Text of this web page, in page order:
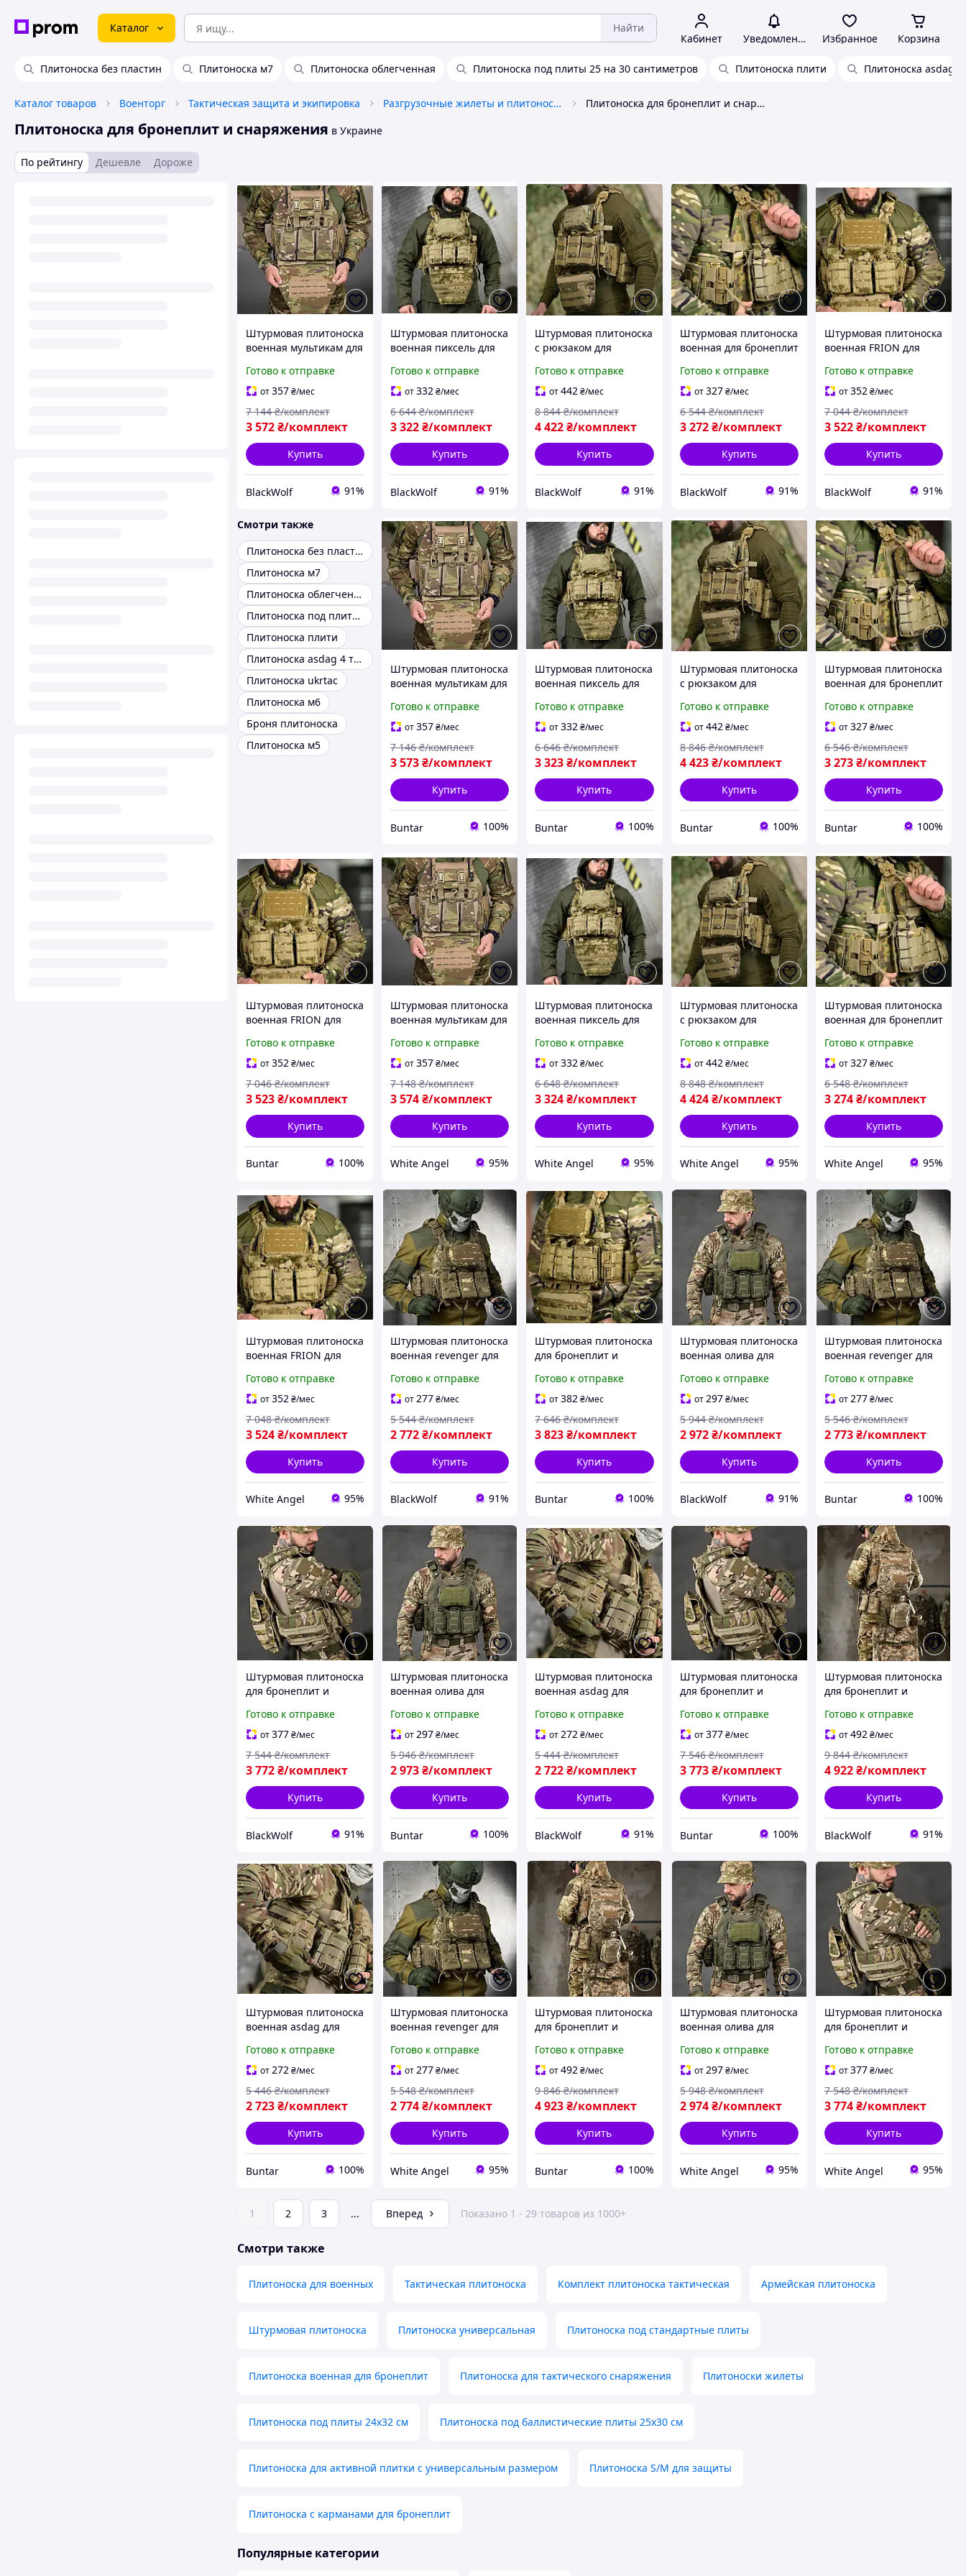
Каталог Найти
Кабинет Уведомления Избранное Корзина
Плитоноска без пластин Плитоноска м7 Плитоноска облегченная Плитоноска под плиты 25 на 30 сантиметров Плитоноска плити Плитоноска asdag
Каталог товаров Военторг Тактическая защита и экипировка Разгрузочные жилеты и плитоноски без плит Плитоноска для бронеплит и снаряжения
Плитоноска для бронеплит и снаряжения в Украине
По рейтингу Дешевле Дороже
Штурмовая плитоноска
военная мультикам для
снаряжения BLK-19
Готово к отправке
от357₴/мес
3 572₴/комплект
7 144 ₴/комплект
Купить
BlackWolf 91%
Штурмовая плитоноска
военная пиксель для
снаряжения BLK-27
Готово к отправке
от332₴/мес
3 322₴/комплект
6 644 ₴/комплект
Купить
BlackWolf 91%
Штурмовая плитоноска
с рюкзаком для
снаряжения BLK-51
Готово к отправке
от442₴/мес
4 422₴/комплект
8 844 ₴/комплект
Купить
BlackWolf 91%
Штурмовая плитоноска
военная для бронеплит
multicam BLK-67
Готово к отправке
от327 ₴/мес
3 272 ₴/комплект
6 544 ₴/комплект
Купить
BlackWolf 91%
Штурмовая плитоноска
военная FRION для
снаряжения BLK-123
Готово к отправке
от352₴/мес
3 522₴/комплект
7 044 ₴/комплект
Купить
BlackWolf 91%
Смотри также
Плитоноска без пластин
Плитоноска м7
Плитоноска облегченная
Плитоноска под плиты 25 на 30 сантиметров
Плитоноска плити
Плитоноска asdag 4 точки быстрого сброса
Плитоноска ukrtac
Плитоноска м6
Броня плитоноска
Плитоноска м5
Штурмовая плитоноска
военная мультикам для
снаряжения BUN-2159
Готово к отправке
от357₴/мес
3 573₴/комплект
7 146 ₴/комплект
Купить
Buntar 100%
Штурмовая плитоноска
военная пиксель для
снаряжения BUN-2167
Готово к отправке
от332₴/мес
3 323₴/комплект
6 646 ₴/комплект
Купить
Buntar 100%
Штурмовая плитоноска
с рюкзаком для
снаряжения BUN-2191
Готово к отправке
от442 ₴/мес
4 423 ₴/комплект
8 846 ₴/комплект
Купить
Buntar 100%
Штурмовая плитоноска
военная для бронеплит
multicam BUN-2207
Готово к отправке
от327₴/мес
3 273₴/комплект
6 546 ₴/комплект
Купить
Buntar 100%
Штурмовая плитоноска
военная FRION для
снаряжения BUN-2223
Готово к отправке
от352 ₴/мес
3 523₴/комплект
7 046 ₴/комплект
Купить
Buntar 100%
Штурмовая плитоноска
военная мультикам для
снаряжения SIM-21
Готово к отправке
от357₴/мес
3 574₴/комплект
7 148 ₴/комплект
Купить
White Angel 95%
Штурмовая плитоноска
военная пиксель для
снаряжения SIM-29
Готово к отправке
от332 ₴/мес
3 324₴/комплект
6 648 ₴/комплект
Купить
White Angel 95%
Штурмовая плитоноска
с рюкзаком для
снаряжения SIM-53
Готово к отправке
от442 ₴/мес
4 424 ₴/комплект
8 848 ₴/комплект
Купить
White Angel 95%
Штурмовая плитоноска
военная для бронеплит
multicam SIM-69
Готово к отправке
от327₴/мес
3 274₴/комплект
6 548 ₴/комплект
Купить
White Angel 95%
Штурмовая плитоноска
военная FRION для
снаряжения SIM-125
Готово к отправке
от352₴/мес
3 524₴/комплект
7 048 ₴/комплект
Купить
White Angel 95%
Штурмовая плитоноска
военная revenger для
снаряжения BLK-35
Готово к отправке
от277₴/мес
2 772₴/комплект
5 544 ₴/комплект
Купить
BlackWolf 91%
Штурмовая плитоноска
для бронеплит и
рюкзаком 7.62 pixel
BUN-2239
Готово к отправке
от382₴/мес
3 823₴/комплект
7 646 ₴/комплект
Купить
Buntar 100%
Штурмовая плитоноска
военная олива для
снаряжения BLK-43
Готово к отправке
от297 ₴/мес
2 972 ₴/комплект
5 944 ₴/комплект
Купить
BlackWolf 91%
Штурмовая плитоноска
военная revenger для
снаряжения BUN-2247
Готово к отправке
от277₴/мес
2 773₴/комплект
5 546 ₴/комплект
Купить
Buntar 100%
Штурмовая плитоноска
для бронеплит и
BLK-59
Готово к отправке
от377₴/мес
3 772₴/комплект
7 544 ₴/комплект
Купить
BlackWolf 91%
Штурмовая плитоноска
военная олива для
снаряжения BUN-2255
Готово к отправке
от297₴/мес
2 973₴/комплект
5 946 ₴/комплект
Купить
Buntar 100%
Штурмовая плитоноска
военная asdag для
снаряжения BLK-75
Готово к отправке
от272₴/мес
2 722₴/комплект
5 444 ₴/комплект
Купить
BlackWolf 91%
Штурмовая плитоноска
для бронеплит и
BUN-2271
Готово к отправке
от377 ₴/мес
3 773 ₴/комплект
7 546 ₴/комплект
Купить
Buntar 100%
Штурмовая плитоноска
для бронеплит и
комплектации BLK-91
Готово к отправке
от492₴/мес
4 922₴/комплект
9 844 ₴/комплект
Купить
BlackWolf 91%
Штурмовая плитоноска
военная asdag для
снаряжения BUN-2287
Готово к отправке
от272₴/мес
2 723₴/комплект
5 446 ₴/комплект
Купить
Buntar 100%
Штурмовая плитоноска
военная revenger для
снаряжения SIM-37
Готово к отправке
от277₴/мес
2 774₴/комплект
5 548 ₴/комплект
Купить
White Angel 95%
Штурмовая плитоноска
для бронеплит и
комплектации BUN-
2303
Готово к отправке
от492₴/мес
4 923₴/комплект
9 846 ₴/комплект
Купить
Buntar 100%
Штурмовая плитоноска
военная олива для
снаряжения SIM-45
Готово к отправке
от297 ₴/мес
2 974 ₴/комплект
5 948 ₴/комплект
Купить
White Angel 95%
Штурмовая плитоноска
для бронеплит и
SIM-61
Готово к отправке
от377₴/мес
3 774₴/комплект
7 548 ₴/комплект
Купить
White Angel 95%
1 2 3 ... Вперед Показано 1 - 29 товаров из 1000+
Смотри также
Плитоноска для военных Тактическая плитоноска Комплект плитоноска тактическая Армейская плитоноска
Штурмовая плитоноска Плитоноска универсальная Плитоноска под стандартные плиты
Плитоноска военная для бронеплит Плитоноска для тактического снаряжения Плитоноски жилеты
Плитоноска под плиты 24х32 см Плитоноска под баллистические плиты 25х30 см
Плитоноска для активной плитки с универсальным размером Плитоноска S/M для защиты
Плитоноска с карманами для бронеплит
Популярные категории